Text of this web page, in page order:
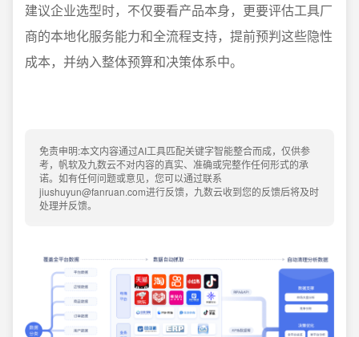
建议企业选型时，不仅要看产品本身，更要评估工具厂
商的本地化服务能力和全流程支持，提前预判这些隐性
成本，并纳入整体预算和决策体系中。
免责申明:本文内容通过AI工具匹配关键字智能整合而成，仅供参
考，帆软及九数云不对内容的真实、准确或完整作任何形式的承
诺。如有任何问题或意见，您可以通过联系
jiushuyun@fanruan.com进行反馈，九数云收到您的反馈后将及时
处理并反馈。